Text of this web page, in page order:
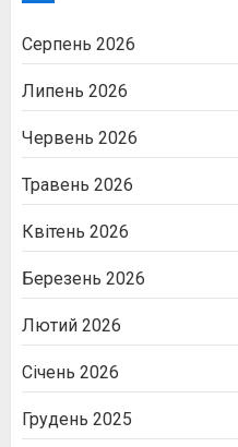
Серпень 2026
Липень 2026
Червень 2026
Травень 2026
Квітень 2026
Березень 2026
Лютий 2026
Січень 2026
Грудень 2025